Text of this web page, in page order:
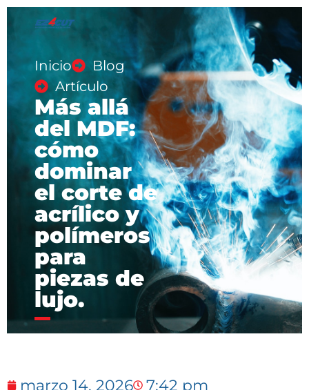
Inicio
Blog
Artículo
Más allá
del MDF:
cómo
dominar
el corte de
acrílico y
polímeros
para
piezas de
lujo.
marzo 14, 2026 7:42 pm